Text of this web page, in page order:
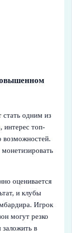
одним из
интерес топ-
возможностей.
оценивается
и клубы
Игрок
могут резко
заложить в